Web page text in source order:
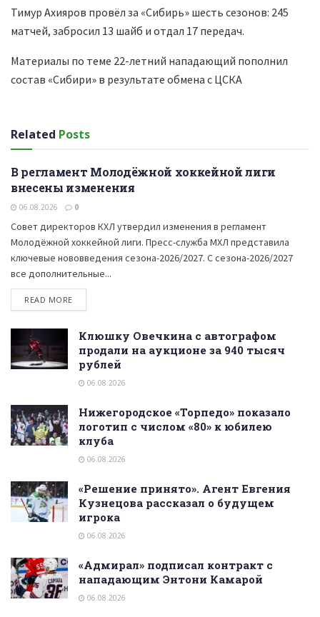
Тимур Ахияров провёл за «Сибирь» шесть сезонов: 245
матчей, забросил 13 шайб и отдал 17 передач.
Материалы по теме 22-летний нападающий пополнил
состав «Сибири» в результате обмена с ЦСКА
Related Posts
ХОККЕЙ
В регламент Молодёжной хоккейной лиги
внесены изменения
06.08.2026 0
Совет директоров КХЛ утвердил изменения в регламент
Молодёжной хоккейной лиги. Пресс-служба МХЛ представила
ключевые нововведения сезона-2026/2027. С сезона-2026/2027
все дополнительные...
READ MORE
Клюшку Овечкина с автографом
продали на аукционе за 940 тысяч
рублей
06.08.2026
Нижегородское «Торпедо» показало
логотип с числом «80» к юбилею
клуба
06.08.2026
«Решение принято». Агент Евгения
Кузнецова рассказал о будущем
игрока
06.08.2026
«Адмирал» подписал контракт с
нападающим Энтони Камарой
06.08.2026